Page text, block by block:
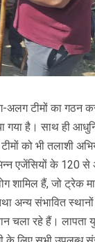
टीमों का गठन
गया है। साथ ही
को भी तलाशी
एजेंसियों के 120
शामिल हैं, जो ट्रेक
अन्य संभावित
चला रहे हैं। लापता